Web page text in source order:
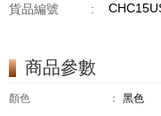
貨品編號 :
商品參數
顏色 ： 黑色